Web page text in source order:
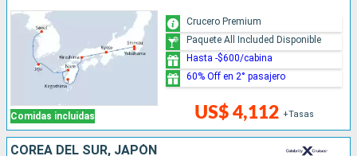
Comidas incluidas US$ 4,112 +Tasas
Crucero Premium
Paquete All Included Disponible
Hasta -$600/cabina
60% Off en 2° pasajero
COREA DEL SUR, JAPÓN